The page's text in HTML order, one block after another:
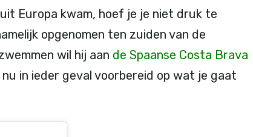
Europa kwam, hoef je je niet druk te
opgenomen ten zuiden van de
wil hij aan de Spaanse Costa Brava
in ieder geval voorbereid op wat je gaat